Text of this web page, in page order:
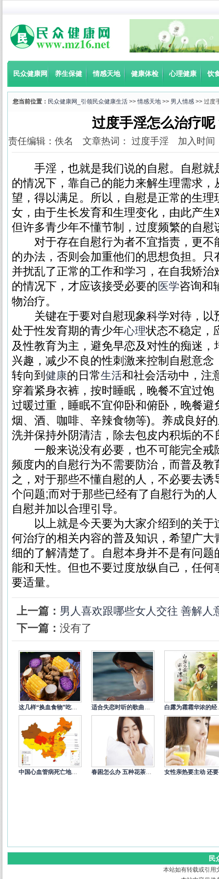
民众健康网 养生保健 情感天地 健康体检 心理健康 饮
您当前位置： 民众健康网_引领民众健康生活 >>情感天地 >> 男人情感 >> 过度
过度手淫怎么治疗呢
责任编辑：佚名 文章热词： 过度手淫 加入时间
手淫，也就是我们说的自慰。自慰就
的情况下，靠自己的能力来解生理需求，
望，得以满足。所以，自慰是正常的生理
女，由于生长发育和生理变化，由此产生
但许多青少年不懂节制，过度频繁的自慰
对于存在自慰行为者不宜指责，更不
的办法，否则会加重他们的思想负担。只
并扰乱了正常的工作和学习，在自我矫治
的情况下，才应该接受必要的 医学咨询和
物治疗。
关键在于要对自慰现象科学对待，以
处于性发育期的青少年心理状态不稳定，
及性教育为主，避免早恋及对性的痴迷，
兴趣，减少不良的性刺激来控制自慰意念
转向到 健康的日常生活和社会活动中，注
穿着紧身衣裤，按时睡眠，晚餐不宜过饱
过暖过重，睡眠不宜仰卧和俯卧，晚餐避
烟、酒、咖啡、辛辣食物等)。养成良好
洗并保持外阴清洁，除去包皮内积垢的不
一般来说没有必要，也不可能完全戒
频度内的自慰行为不需要防治，而普及教
之，对于那些不懂自慰的人，不必要去诱
个问题;而对于那些已经有了自慰行为的
自慰并加以合理引导。
以上就是今天要为大家介绍到的关于
何治疗的相关内容的普及知识，希望广大
细的了解清楚了。自慰本身并不是有问题
能和天性。但也不要过度放纵自己，任何
要适量。
上一篇： 男人喜欢跟哪些女人交往 善解人
下一篇： 没有了
这几样“换血食物”吃一次就让你 适合失恋时听的歌曲精选 白露
中国心血管病死亡地图：北方冠心病 春困怎么办 五种花茶来缓解
民
本站如有转载或引用